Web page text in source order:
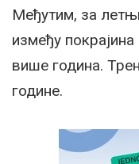
Међутим, за
између
више година.
године.